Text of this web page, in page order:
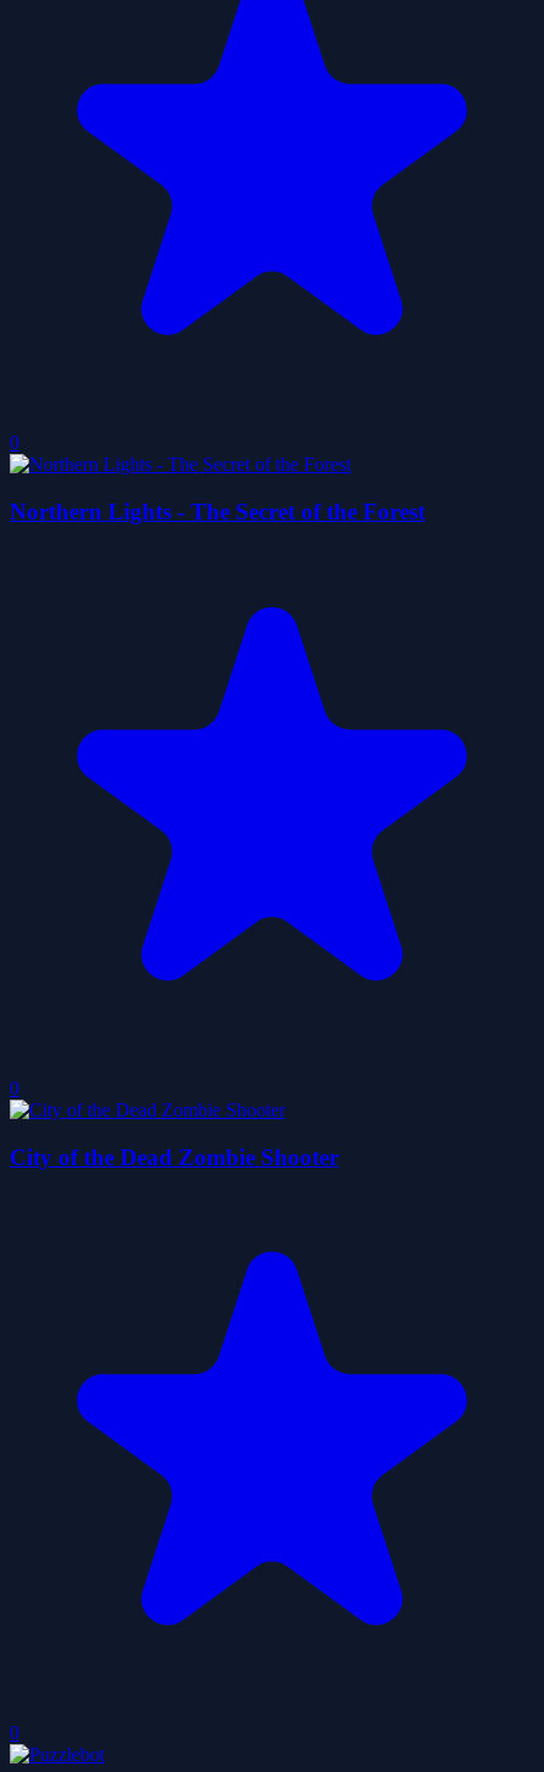
0
Northern Lights - The Secret of the Forest
0
City of the Dead Zombie Shooter
0